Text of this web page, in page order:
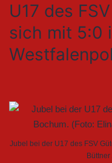
U17 des
sich mit 5:0
Jubel bei der U17 des FSV